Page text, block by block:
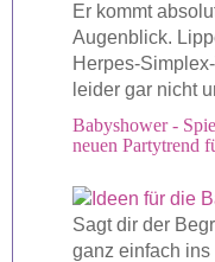
Er kommt
Augenblick.
Herpes-
leider gar nicht
Babyshower -
neuen Partytrend
Sagt dir der
ganz einfach ins